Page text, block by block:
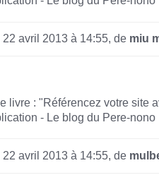
22 avril 2013 à 14:55, de miu
livre : "Référencez votre site
- Le blog du Pere-nono
22 avril 2013 à 14:55, de